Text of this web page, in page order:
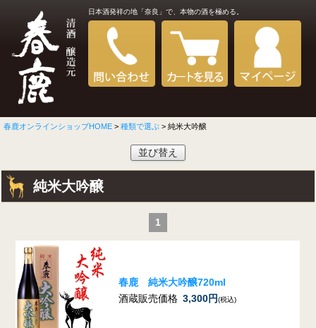
日本酒発祥の地「奈良」で、本物の酒を極める。
春鹿オンラインショップHOME > 種類で選ぶ > 純米大吟醸
並び替え
純米大吟醸
1
春鹿 純米大吟醸720ml
酒蔵販売価格 3,300円(税込)